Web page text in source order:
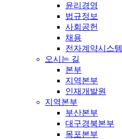
윤리경영
법규정보
사회공헌
채용
전자계약시스템
오시는 길
본부
지역본부
인재개발원
지역본부
부산본부
대구경북본부
목포본부